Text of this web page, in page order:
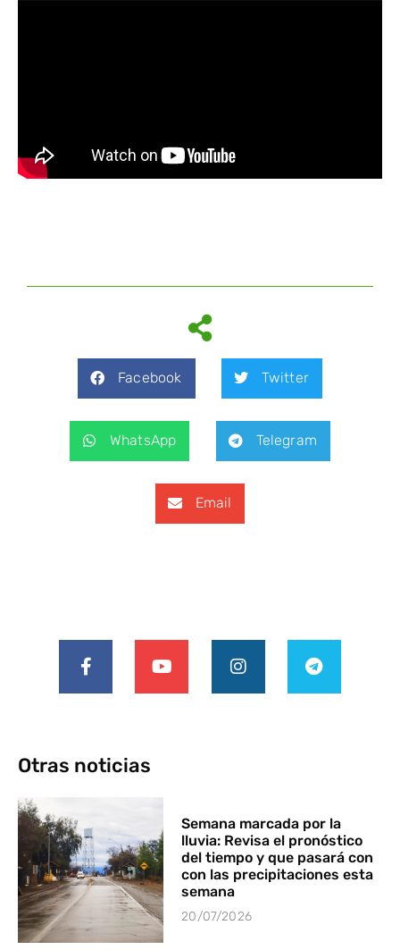
Facebook Twitter
WhatsApp Telegram
Email
Otras noticias
Semana marcada por la
lluvia: Revisa el pronóstico
del tiempo y que pasará con
con las precipitaciones esta
semana
20/07/2026